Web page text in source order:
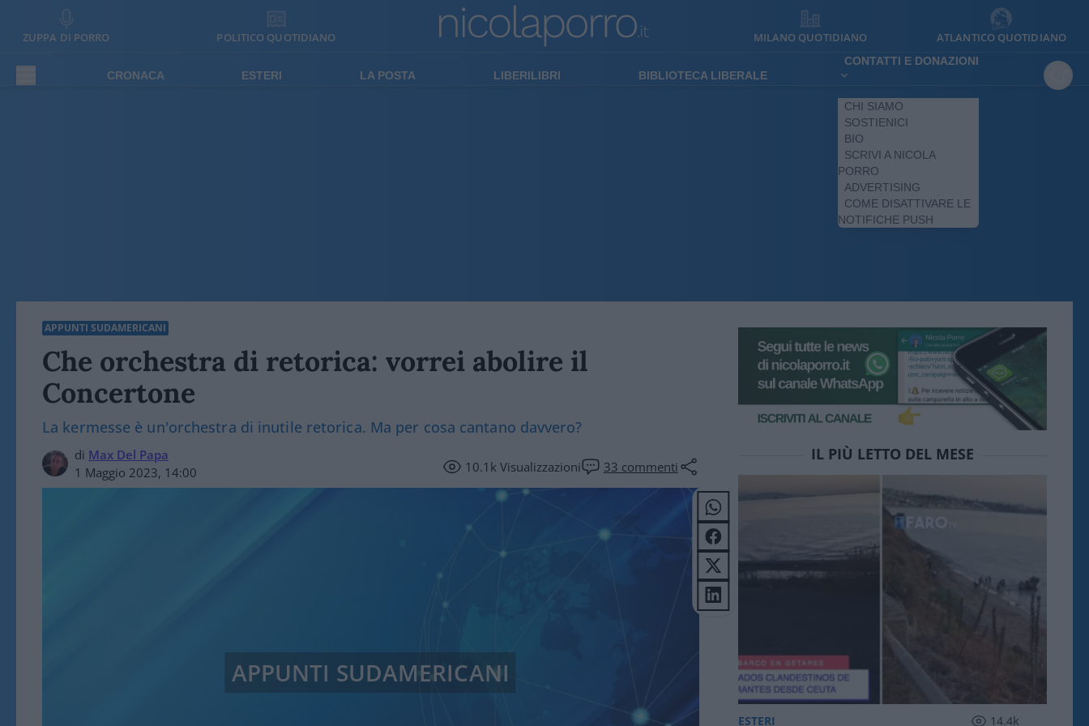
ZUPPA DI PORRO POLITICO QUOTIDIANO MILANO QUOTIDIANO ATLANTICO QUOTIDIANO
CRONACA ESTERI LA POSTA LIBERILIBRI BIBLIOTECA LIBERALE
CONTATTI E DONAZIONI
CHI SIAMO
SOSTIENICI
BIO
SCRIVI A NICOLA
PORRO
ADVERTISING
COME DISATTIVARE LE
NOTIFICHE PUSH
APPUNTI SUDAMERICANI
Che orchestra di retorica: vorrei abolire il
Concertone
La kermesse è un'orchestra di inutile retorica. Ma per cosa cantano davvero?
di Max Del Papa
1 Maggio 2023, 14:00
10.1kVisualizzazioni 33 commenti
APPUNTI SUDAMERICANI
IL PIÙ LETTO DEL MESE
ESTERI 14.4k